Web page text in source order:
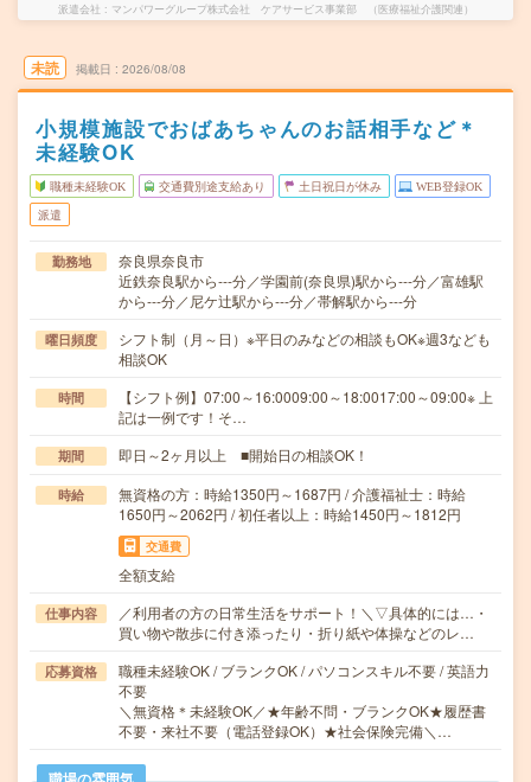
派遣会社 マンパワーグループ株式会社 ケアサービス事業部 （医療福祉介護関連）
未読 掲載日 2026/08/08
小規模施設でおばあちゃんのお話相手など＊
未経験OK
職種未経験OK 交通費別途支給あり 土日祝日が休み WEB登録OK
派遣
勤務地
奈良県奈良市
近鉄奈良駅から---分／学園前(奈良県)駅から---分／富雄駅
から---分／尼ケ辻駅から---分／帯解駅から---分
曜日頻度
シフト制（月～日）※平日のみなどの相談もOK※週3なども
相談OK
時間
【シフト例】07:00～16:0009:00～18:0017:00～09:00※ 上
記は一例です！そ…
期間 即日～2ヶ月以上 ■開始日の相談OK！
時給
無資格の方：時給1350円～1687円 / 介護福祉士：時給
1650円～2062円 / 初任者以上：時給1450円～1812円
交通費
全額支給
仕事内容
／利用者の方の日常生活をサポート！＼▽具体的には…・
買い物や散歩に付き添ったり・折り紙や体操などのレ…
応募資格
職種未経験OK / ブランクOK / パソコンスキル不要 / 英語力
不要
＼無資格＊未経験OK／★年齢不問・ブランクOK★履歴書
不要・来社不要（電話登録OK）★社会保険完備＼…